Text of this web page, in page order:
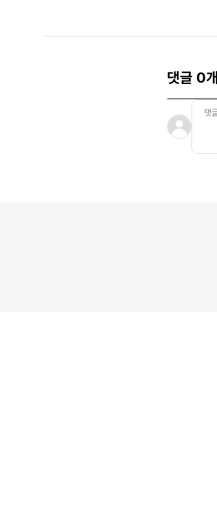
댓글 0개